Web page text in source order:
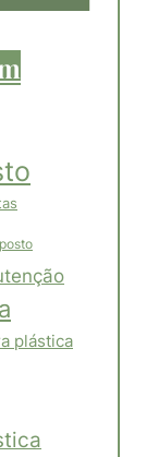
plástica